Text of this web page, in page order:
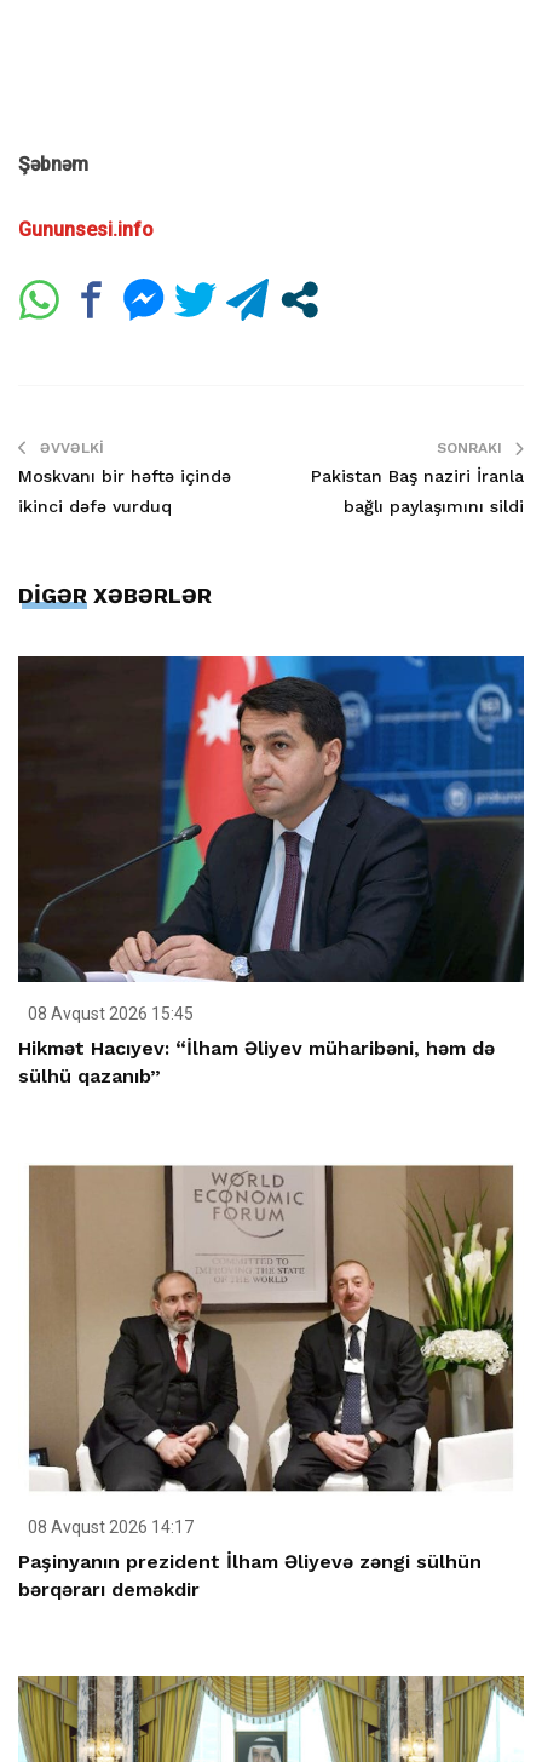
Şəbnəm
Gununsesi.info
ƏVVƏLKI
Moskvanı bir həftə içində
ikinci dəfə vurduq
SONRAKI
Pakistan Baş naziri İranla
bağlı paylaşımını sildi
DİGƏR XƏBƏRLƏR
08 Avqust 2026 15:45
Hikmət Hacıyev: “İlham Əliyev müharibəni, həm də
sülhü qazanıb”
08 Avqust 2026 14:17
Paşinyanın prezident İlham Əliyevə zəngi sülhün
bərqərarı deməkdir